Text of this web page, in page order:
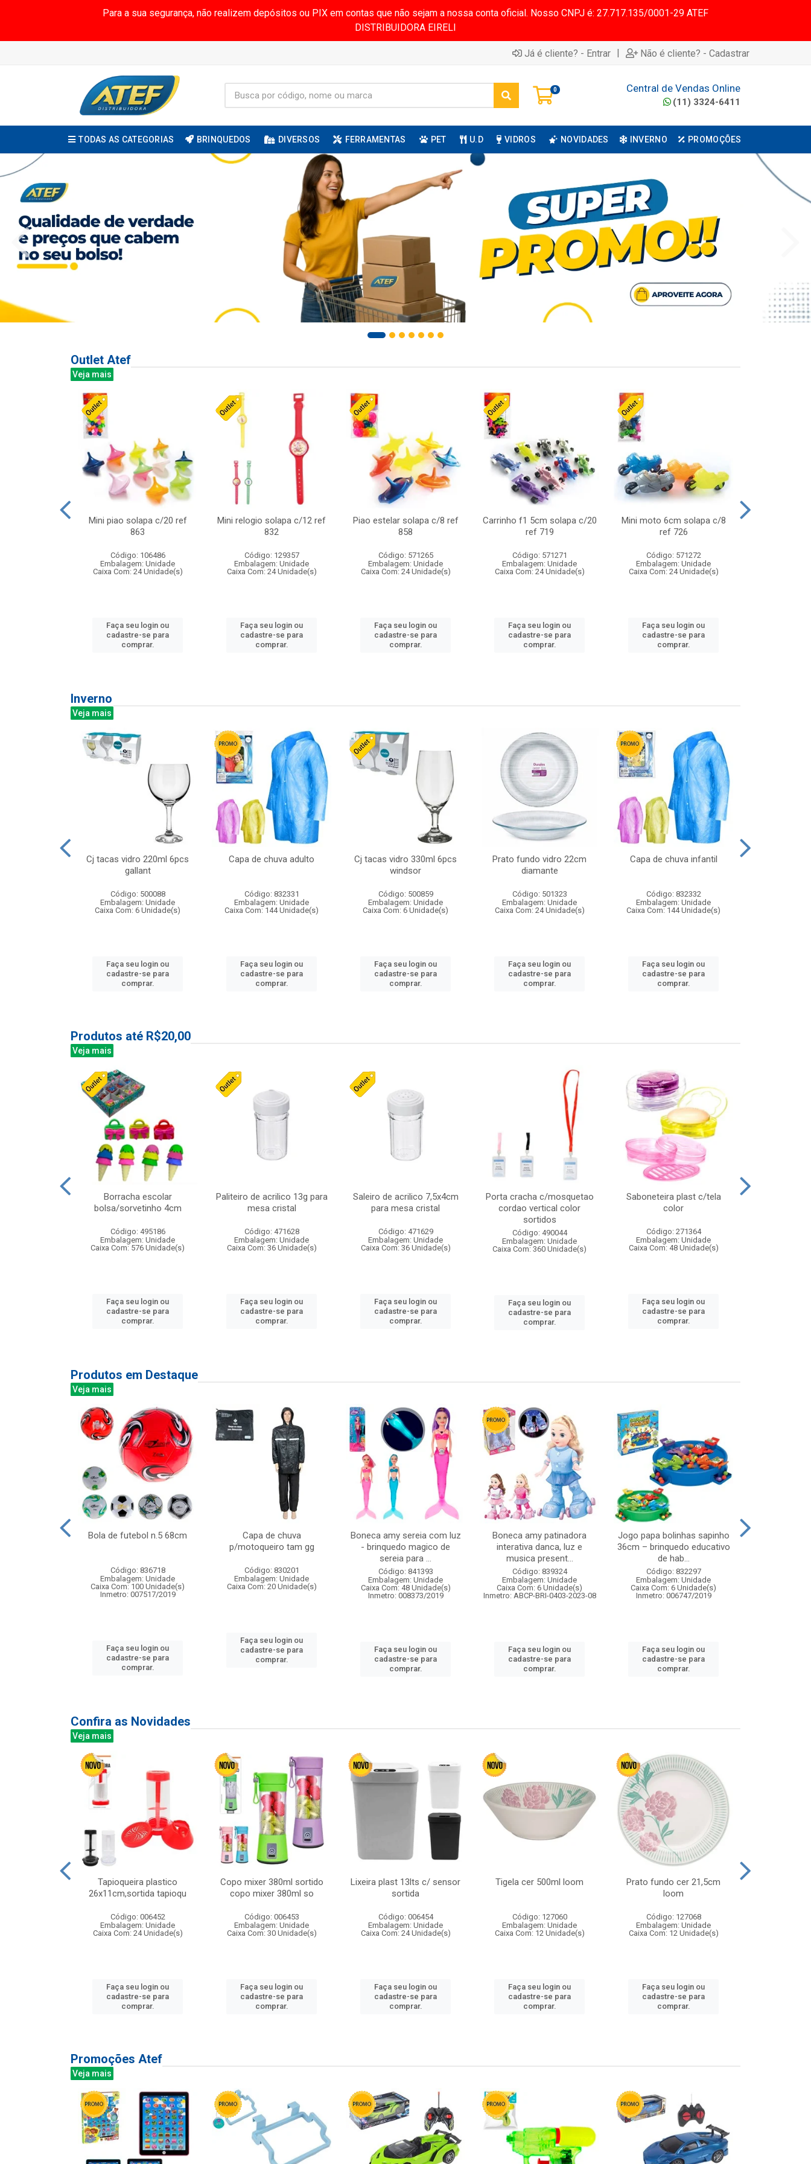
Para a sua segurança, não realizem depósitos ou PIX em contas que não sejam a nossa conta oficial. Nosso CNPJ é: 27.717.135/0001-29 ATEF
DISTRIBUIDORA EIRELI
Já é cliente? - Entrar | Não é cliente? - Cadastrar
0 Central de Vendas Online
(11) 3324-6411
TODAS AS CATEGORIAS BRINQUEDOS DIVERSOS FERRAMENTAS PET U.D VIDROS NOVIDADES INVERNO PROMOÇÕES
Outlet Atef
Veja mais
Mini piao solapa c/20 ref
863
Código: 106486
Embalagem: Unidade
Caixa Com: 24 Unidade(s)
Faça seu login ou
cadastre-se para
comprar.
Mini relogio solapa c/12 ref
832
Código: 129357
Embalagem: Unidade
Caixa Com: 24 Unidade(s)
Faça seu login ou
cadastre-se para
comprar.
Piao estelar solapa c/8 ref
858
Código: 571265
Embalagem: Unidade
Caixa Com: 24 Unidade(s)
Faça seu login ou
cadastre-se para
comprar.
Carrinho f1 5cm solapa c/20
ref 719
Código: 571271
Embalagem: Unidade
Caixa Com: 24 Unidade(s)
Faça seu login ou
cadastre-se para
comprar.
Mini moto 6cm solapa c/8
ref 726
Código: 571272
Embalagem: Unidade
Caixa Com: 24 Unidade(s)
Faça seu login ou
cadastre-se para
comprar.
Inverno
Veja mais
Cj tacas vidro 220ml 6pcs
gallant
Código: 500088
Embalagem: Unidade
Caixa Com: 6 Unidade(s)
Faça seu login ou
cadastre-se para
comprar.
Capa de chuva adulto
Código: 832331
Embalagem: Unidade
Caixa Com: 144 Unidade(s)
Faça seu login ou
cadastre-se para
comprar.
Cj tacas vidro 330ml 6pcs
windsor
Código: 500859
Embalagem: Unidade
Caixa Com: 6 Unidade(s)
Faça seu login ou
cadastre-se para
comprar.
Prato fundo vidro 22cm
diamante
Código: 501323
Embalagem: Unidade
Caixa Com: 24 Unidade(s)
Faça seu login ou
cadastre-se para
comprar.
Capa de chuva infantil
Código: 832332
Embalagem: Unidade
Caixa Com: 144 Unidade(s)
Faça seu login ou
cadastre-se para
comprar.
Produtos até R$20,00
Veja mais
Borracha escolar
bolsa/sorvetinho 4cm
Código: 495186
Embalagem: Unidade
Caixa Com: 576 Unidade(s)
Faça seu login ou
cadastre-se para
comprar.
Paliteiro de acrilico 13g para
mesa cristal
Código: 471628
Embalagem: Unidade
Caixa Com: 36 Unidade(s)
Faça seu login ou
cadastre-se para
comprar.
Saleiro de acrilico 7,5x4cm
para mesa cristal
Código: 471629
Embalagem: Unidade
Caixa Com: 36 Unidade(s)
Faça seu login ou
cadastre-se para
comprar.
Porta cracha c/mosquetao
cordao vertical color
sortidos
Código: 490044
Embalagem: Unidade
Caixa Com: 360 Unidade(s)
Faça seu login ou
cadastre-se para
comprar.
Saboneteira plast c/tela
color
Código: 271364
Embalagem: Unidade
Caixa Com: 48 Unidade(s)
Faça seu login ou
cadastre-se para
comprar.
Produtos em Destaque
Veja mais
Bola de futebol n.5 68cm
Código: 836718
Embalagem: Unidade
Caixa Com: 100 Unidade(s)
Inmetro: 007517/2019
Faça seu login ou
cadastre-se para
comprar.
Capa de chuva
p/motoqueiro tam gg
Código: 830201
Embalagem: Unidade
Caixa Com: 20 Unidade(s)
Faça seu login ou
cadastre-se para
comprar.
Boneca amy sereia com luz
- brinquedo magico de
sereia para ...
Código: 841393
Embalagem: Unidade
Caixa Com: 48 Unidade(s)
Inmetro: 008373/2019
Faça seu login ou
cadastre-se para
comprar.
Boneca amy patinadora
interativa danca, luz e
musica present...
Código: 839324
Embalagem: Unidade
Caixa Com: 6 Unidade(s)
Inmetro: ABCP-BRI-0403-2023-08
Faça seu login ou
cadastre-se para
comprar.
Jogo papa bolinhas sapinho
36cm – brinquedo educativo
de hab...
Código: 832297
Embalagem: Unidade
Caixa Com: 6 Unidade(s)
Inmetro: 006747/2019
Faça seu login ou
cadastre-se para
comprar.
Confira as Novidades
Veja mais
Tapioqueira plastico
26x11cm,sortida tapioqu
Código: 006452
Embalagem: Unidade
Caixa Com: 24 Unidade(s)
Faça seu login ou
cadastre-se para
comprar.
Copo mixer 380ml sortido
copo mixer 380ml so
Código: 006453
Embalagem: Unidade
Caixa Com: 30 Unidade(s)
Faça seu login ou
cadastre-se para
comprar.
Lixeira plast 13lts c/ sensor
sortida
Código: 006454
Embalagem: Unidade
Caixa Com: 24 Unidade(s)
Faça seu login ou
cadastre-se para
comprar.
Tigela cer 500ml loom
Código: 127060
Embalagem: Unidade
Caixa Com: 12 Unidade(s)
Faça seu login ou
cadastre-se para
comprar.
Prato fundo cer 21,5cm
loom
Código: 127068
Embalagem: Unidade
Caixa Com: 12 Unidade(s)
Faça seu login ou
cadastre-se para
comprar.
Promoções Atef
Veja mais